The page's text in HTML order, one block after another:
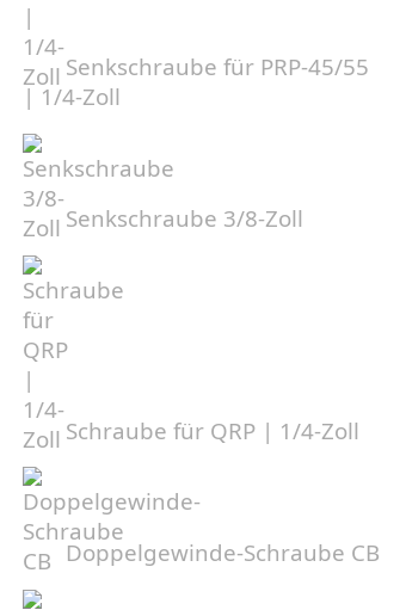
Senkschraube für PRP-45/55
| 1/4-Zoll
Senkschraube 3/8-Zoll
Schraube für QRP | 1/4-Zoll
Doppelgewinde-Schraube CB